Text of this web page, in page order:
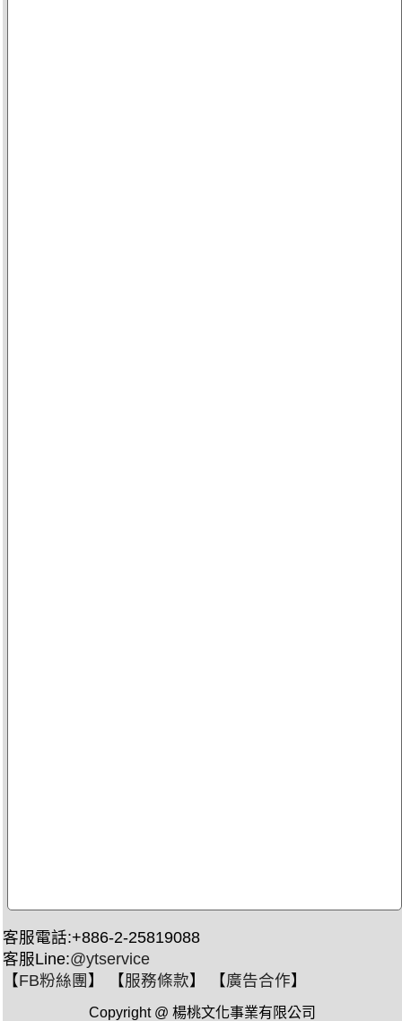
客服電話:+886-2-25819088
客服Line:@ytservice
【FB粉絲團 】 【服務條款】 【廣告合作】
Copyright @ 楊桃文化事業有限公司